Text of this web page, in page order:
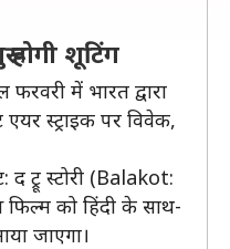
शूटिंग
में भारत द्वारा
स्ट्राइक पर विवेक,
ट्रू स्टोरी (Balakot:
को हिंदी के साथ-
जाएगा।